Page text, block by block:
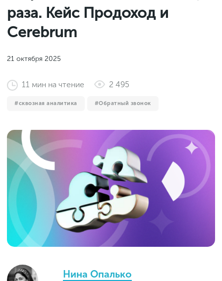
Словарь маркетолога
раза. Кейс Продоход и
Cerebrum
21 октября 2025
11 мин на чтение 2 495
сквозная аналитика Обратный звонок
Нина Опалько